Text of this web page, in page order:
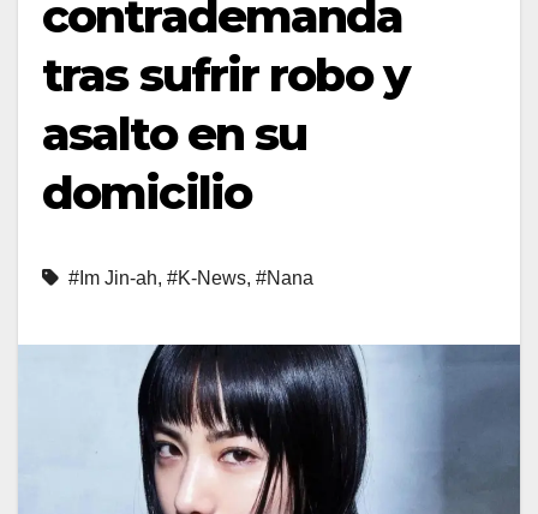
contrademanda
tras sufrir robo y
asalto en su
domicilio
#Im Jin-ah, #K-News, #Nana